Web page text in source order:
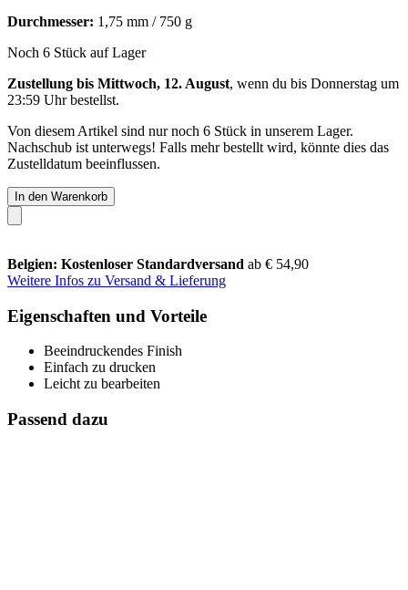
Durchmesser: 1,75 mm / 750 g
Noch 6 Stück auf Lager
Zustellung bis Mittwoch, 12. August, wenn du bis Donnerstag um
23:59 Uhrbestellst.
Von diesem Artikel sind nur noch 6 Stück in unserem Lager.
Nachschub ist unterwegs! Falls mehr bestellt wird, könnte dies das
Zustelldatum beeinflussen.
In den Warenkorb
Belgien: Kostenloser Standardversand ab € 54,90
Weitere Infos zu Versand & Lieferung
Eigenschaften und Vorteile
Beeindruckendes Finish
Einfach zu drucken
Leicht zu bearbeiten
Passend dazu